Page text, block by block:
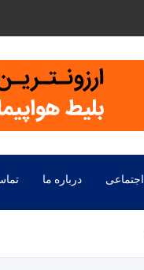
اجتماعی درباره ما